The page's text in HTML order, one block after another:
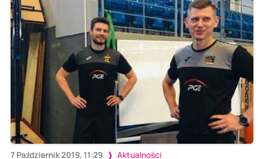
7 Październik 2019, 11:29 Aktualności